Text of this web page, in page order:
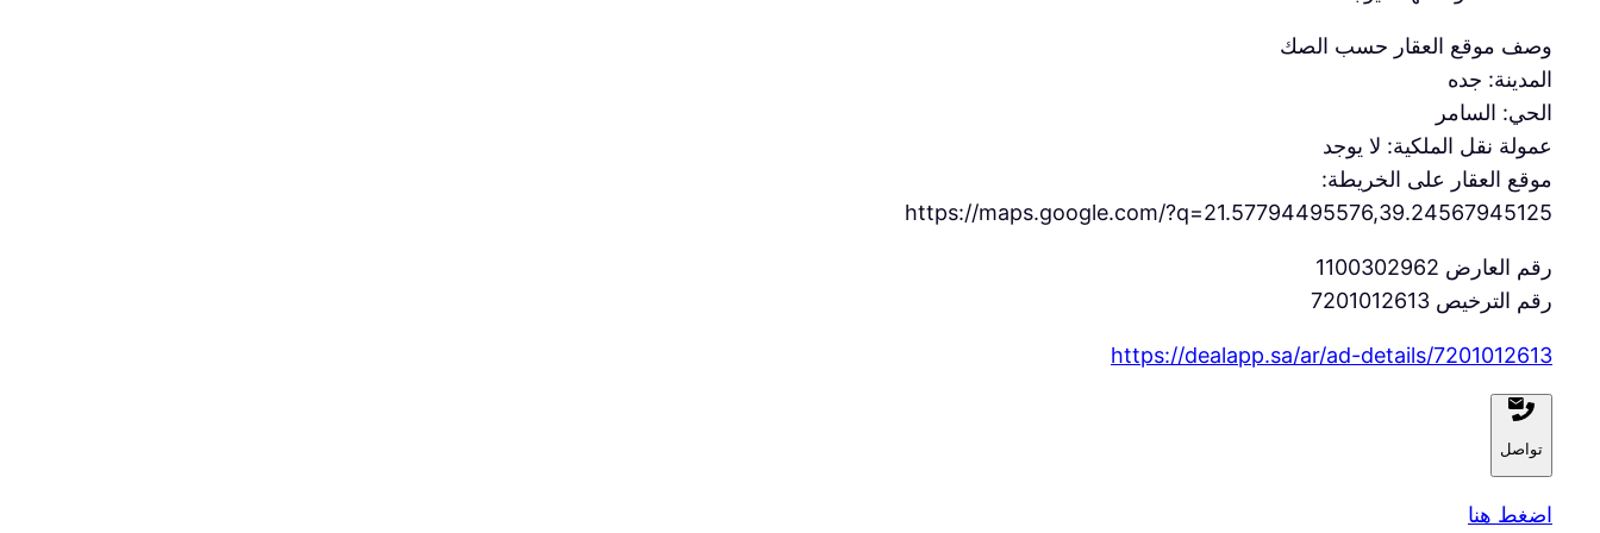
وصف موقع العقار حسب الصك
المدينة: جده
الحي: السامر
عمولة نقل الملكية: لا يوجد
موقع العقار على الخريطة:
https://maps.google.com/?q=21.57794495576,39.24567945125
رقم العارض 1100302962
رقم الترخيص 7201012613
https://dealapp.sa/ar/ad-details/7201012613
تواصل
اضغط هنا